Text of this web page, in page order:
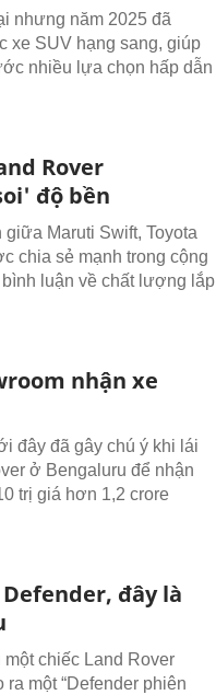
nhưng năm 2025 đã
xe SUV hạng sang, giúp
nhiều lựa chọn hấp dẫn
Rover
độ bền
Maruti Swift, Toyota
chia sẻ mạnh trong cộng
luận về chất lượng lắp
nhận xe
đây đã gây chú ý khi lái
ở Bengaluru để nhận
trị giá hơn 1,2 crore
đây là
chiếc Land Rover
một “Defender phiên